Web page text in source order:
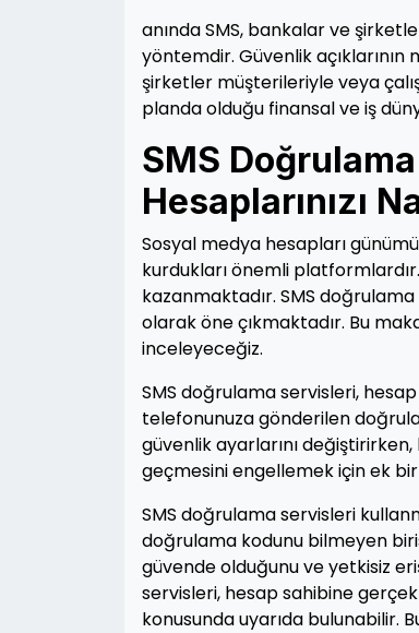
anında SMS, bankalar ve
yöntemdir. Güvenlik
şirketler müşterileriyle veya
planda olduğu finansal ve iş
SMS
Hesaplarınızı
Sosyal medya hesapları
kurdukları önemli
kazanmaktadır. SMS
olarak öne çıkmaktadır. Bu
inceleyeceğiz.
SMS doğrulama servisleri,
telefonunuza gönderilen
güvenlik ayarlarını değiştirirken,
geçmesini engellemek için ek
SMS doğrulama servisleri
doğrulama kodunu bilmeyen
güvende olduğunu ve yetkisiz
servisleri, hesap sahibine
konusunda uyarıda bulunabilir.